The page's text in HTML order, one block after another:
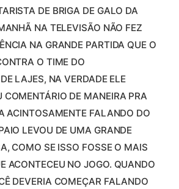
DE BRIGA DE GALO DA
NA TELEVISÃO NÃO FEZ
NA GRANDE PARTIDA QUE O
O TIME DO
LAJES, NA VERDADE ELE
COMENTÁRIO DE MANEIRA PRA
ACINTOSAMENTE FALANDO DO
LEVOU DE UMA GRANDE
COMO SE ISSO FOSSE O MAIS
ACONTECEU NO JOGO. QUANDO
DEVERIA COMEÇAR FALANDO